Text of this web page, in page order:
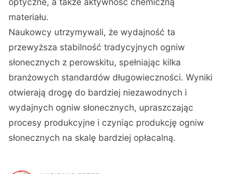
materiału.
Naukowcy utrzymywali, że wydajność ta
przewyższa stabilność tradycyjnych ogniw
słonecznych z perowskitu, spełniając kilka
branżowych standardów długowieczności. Wyniki
otwierają drogę do bardziej niezawodnych i
wydajnych ogniw słonecznych, upraszczając
procesy produkcyjne i czyniąc produkcję ogniw
słonecznych na skalę bardziej opłacalną.